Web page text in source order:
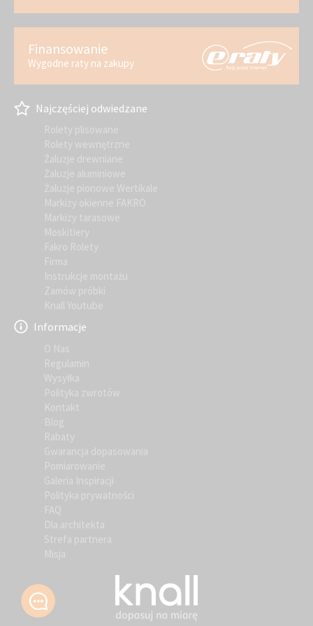
Finansowanie
Wygodne raty na zakupy
Najczęściej odwiedzane
Rolety plisowane
Rolety wewnętrzne
Żaluzje drewniane
Żaluzje aluminiowe
Żaluzje pionowe Wertikale
Markizy okienne FAKRO
Markizy tarasowe
Moskitiery
Fakro Rolety
Firma
Instrukcje montażu
Zamów próbki
Knall Youtube
Informacje
O Nas
Regulamin
Wysyłka
Polityka zwrotów
Kontakt
Blog
Rabaty
Gwarancja dopasowania
Pomiarowanie
Galeria Inspiracji
Polityka prywatności
FAQ
Dla architekta
Strefa partnera
Misja